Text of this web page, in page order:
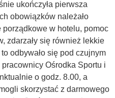
ukończyła pierwsza
obowiązków należało
w hotelu, pomoc
zdarzały się również lekkie
odbywało się pod czujnym
Ośrodka Sportu i
o godz. 8.00, a
skorzystać z darmowego